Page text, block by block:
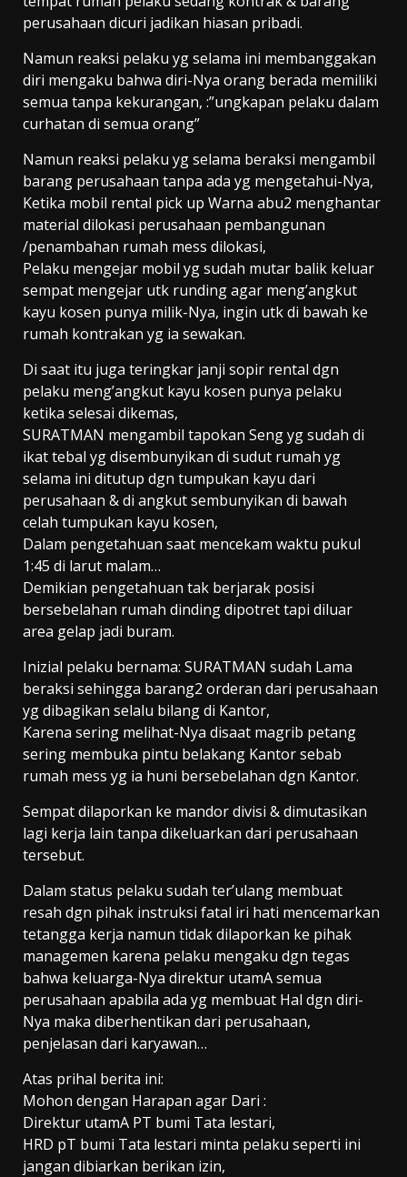
perusahaan dicuri jadikan hiasan pribadi.
Namun reaksi pelaku yg selama ini membanggakan
diri mengaku bahwa diri-Nya orang berada memiliki
semua tanpa kekurangan, :”ungkapan pelaku dalam
curhatan di semua orang”
Namun reaksi pelaku yg selama beraksi mengambil
barang perusahaan tanpa ada yg mengetahui-Nya,
Ketika mobil rental pick up Warna abu2 menghantar
material dilokasi perusahaan pembangunan
/penambahan rumah mess dilokasi,
Pelaku mengejar mobil yg sudah mutar balik keluar
sempat mengejar utk runding agar meng’angkut
kayu kosen punya milik-Nya, ingin utk di bawah ke
rumah kontrakan yg ia sewakan.
Di saat itu juga teringkar janji sopir rental dgn
pelaku meng’angkut kayu kosen punya pelaku
ketika selesai dikemas,
SURATMAN mengambil tapokan Seng yg sudah di
ikat tebal yg disembunyikan di sudut rumah yg
selama ini ditutup dgn tumpukan kayu dari
perusahaan & di angkut sembunyikan di bawah
celah tumpukan kayu kosen,
Dalam pengetahuan saat mencekam waktu pukul
1:45 di larut malam…
Demikian pengetahuan tak berjarak posisi
bersebelahan rumah dinding dipotret tapi diluar
area gelap jadi buram.
Inizial pelaku bernama: SURATMAN sudah Lama
beraksi sehingga barang2 orderan dari perusahaan
yg dibagikan selalu bilang di Kantor,
Karena sering melihat-Nya disaat magrib petang
sering membuka pintu belakang Kantor sebab
rumah mess yg ia huni bersebelahan dgn Kantor.
Sempat dilaporkan ke mandor divisi & dimutasikan
lagi kerja lain tanpa dikeluarkan dari perusahaan
tersebut.
Dalam status pelaku sudah ter’ulang membuat
resah dgn pihak instruksi fatal iri hati mencemarkan
tetangga kerja namun tidak dilaporkan ke pihak
managemen karena pelaku mengaku dgn tegas
bahwa keluarga-Nya direktur utamA semua
perusahaan apabila ada yg membuat Hal dgn diri-
Nya maka diberhentikan dari perusahaan,
penjelasan dari karyawan…
Atas prihal berita ini:
Mohon dengan Harapan agar Dari :
Direktur utamA PT bumi Tata lestari,
HRD pT bumi Tata lestari minta pelaku seperti ini
jangan dibiarkan berikan izin,